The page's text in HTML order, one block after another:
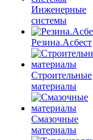
Инженерные
системы
Резина.Асбест
Строительные
материалы
Смазочные
материалы